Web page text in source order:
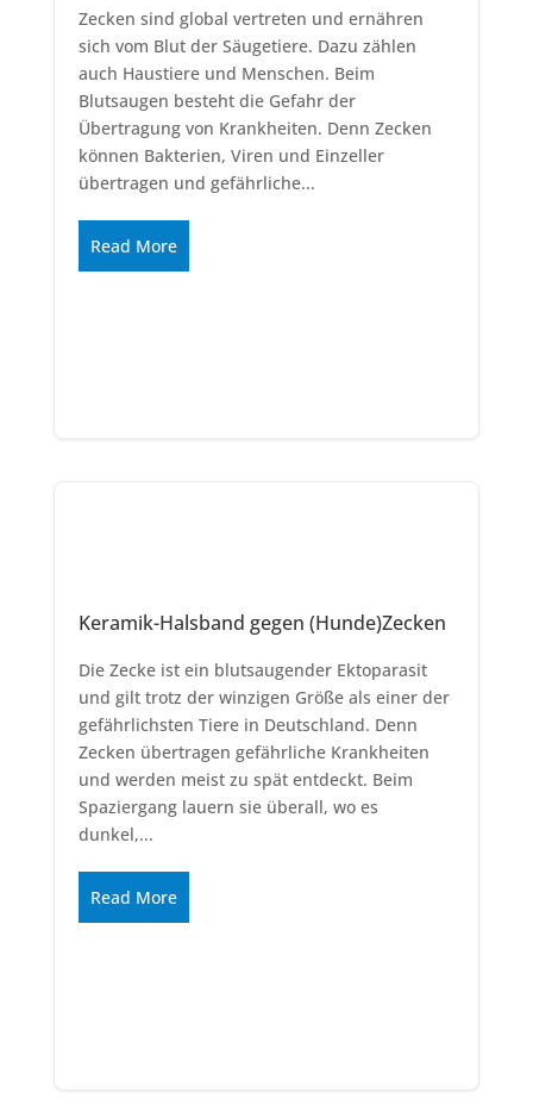
Zecken sind global vertreten und ernähren
sich vom Blut der Säugetiere. Dazu zählen
auch Haustiere und Menschen. Beim
Blutsaugen besteht die Gefahr der
Übertragung von Krankheiten. Denn Zecken
können Bakterien, Viren und Einzeller
übertragen und gefährliche...
Read More
Keramik-Halsband gegen (Hunde)Zecken
Die Zecke ist ein blutsaugender Ektoparasit
und gilt trotz der winzigen Größe als einer der
gefährlichsten Tiere in Deutschland. Denn
Zecken übertragen gefährliche Krankheiten
und werden meist zu spät entdeckt. Beim
Spaziergang lauern sie überall, wo es
dunkel,...
Read More